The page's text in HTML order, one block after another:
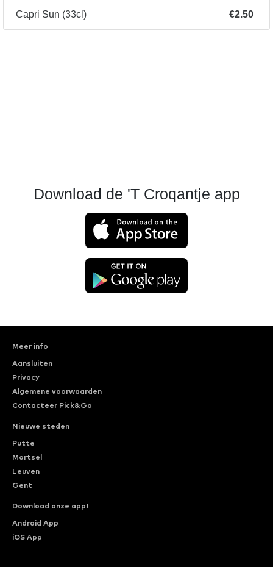
Capri Sun (33cl) €2.50
Download de 'T Croqantje app
Meer info
Aansluiten
Privacy
Algemene voorwaarden
Contacteer Pick&Go
Nieuwe steden
Putte
Mortsel
Leuven
Gent
Download onze app!
Android App
iOS App